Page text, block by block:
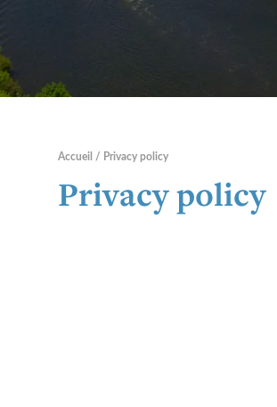
Accueil Privacy policy
Privacy policy